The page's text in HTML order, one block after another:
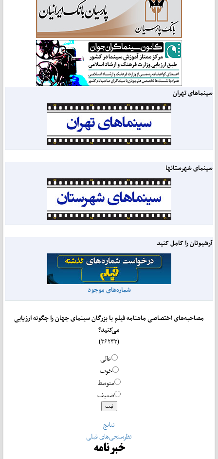
سینماهای تهران
سینمای شهرستانها
آرشیوتان را کامل کنید
شماره‌های موجود
مصاحبه‌های اختصاصی ماهنامه فیلم با بزرگان سینمای جهان را چگونه ارزیابی
می‌کنید؟
عالی
خوب
متوسط
ضعیف
نتایج
نظرسنجی‌های قبلی
خبرنامه